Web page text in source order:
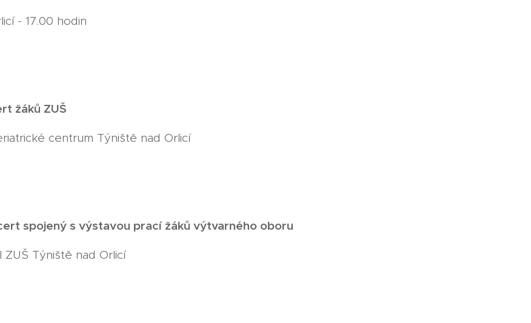
- 17.00 hodin
žáků ZUŠ
centrum Týniště nad Orlicí
spojený s výstavou prací žáků výtvarného oboru
ZUŠ Týniště nad Orlicí